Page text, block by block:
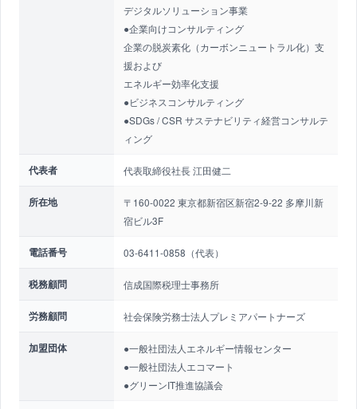
デジタルソリューション事業
●企業向けコンサルティング
企業の脱炭素化（カーボンニュートラル化）支
援および
エネルギー効率化支援
●ビジネスコンサルティング
●SDGs / CSR サステナビリティ経営コンサルテ
ィング
代表者 代表取締役社長 江田健二
所在地
〒160-0022 東京都新宿区新宿2-9-22 多摩川新
宿ビル3F
電話番号 03-6411-0858（代表）
税務顧問 信成国際税理士事務所
労務顧問 社会保険労務士法人プレミアパートナーズ
加盟団体
●一般社団法人エネルギー情報センター
●一般社団法人エコマート
●グリーンIT推進協議会